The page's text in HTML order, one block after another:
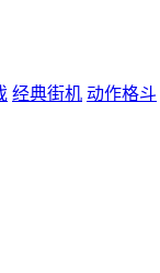
经典街机 动作格斗